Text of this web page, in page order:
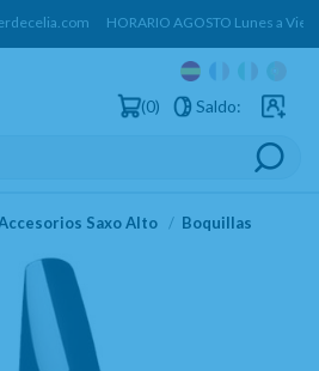
HORARIO AGOSTO Lunes a
0 Saldo:
Saxo Alto Boquillas